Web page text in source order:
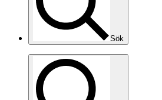
Sök